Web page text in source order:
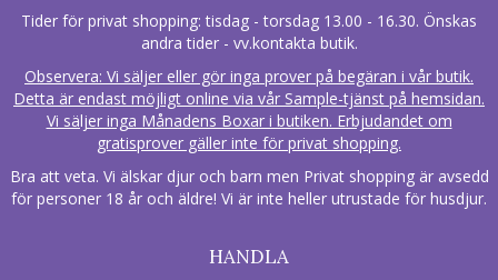
Tider för privat shopping: tisdag - torsdag 13.00 - 16.30. Önskas
andra tider - vv.kontakta butik.
Observera: Vi säljer eller gör inga prover på begäran i vår butik.
Detta är endast möjligt online via vår Sample-tjänst på hemsidan.
Vi säljer inga Månadens Boxar i butiken. Erbjudandet om
gratisprover gäller inte för privat shopping.
Bra att veta. Vi älskar djur och barn men Privat shopping är avsedd
för personer 18 år och äldre! Vi är inte heller utrustade för husdjur.
HANDLA